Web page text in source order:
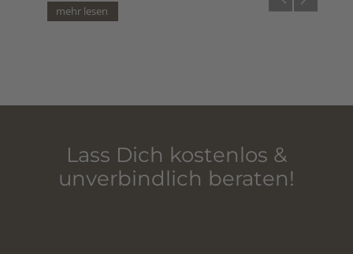
Lass Dich kostenlos &
unverbindlich beraten!